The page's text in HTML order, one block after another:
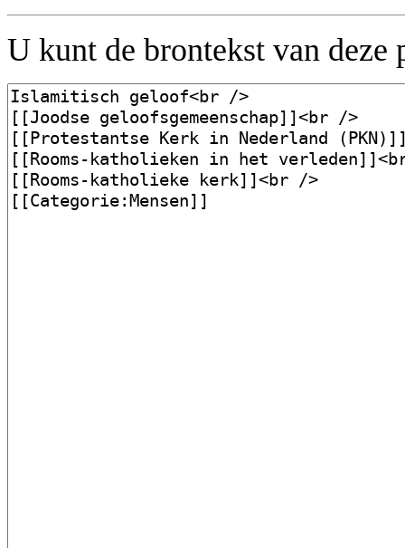
U kunt de brontekst van